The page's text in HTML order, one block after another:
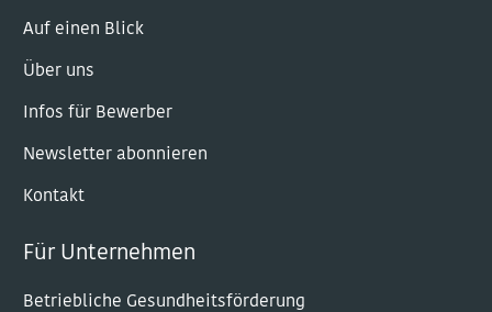
Auf einen Blick
Über uns
Infos für Bewerber
Newsletter abonnieren
Kontakt
Für Unternehmen
Betriebliche Gesundheitsförderung